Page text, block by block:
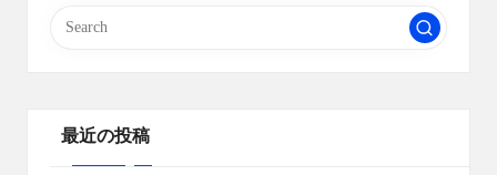
最近の投稿